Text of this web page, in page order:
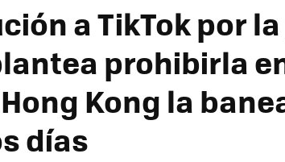
a TikTok por
prohibirla
Kong la
días